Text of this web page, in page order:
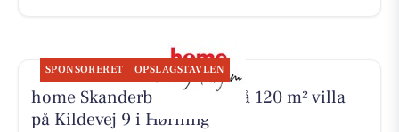
SPONSORERET OPSLAGSTAVLEN
home Skanderborg byder på 120 m² villa
på Kildevej 9 i Hørning